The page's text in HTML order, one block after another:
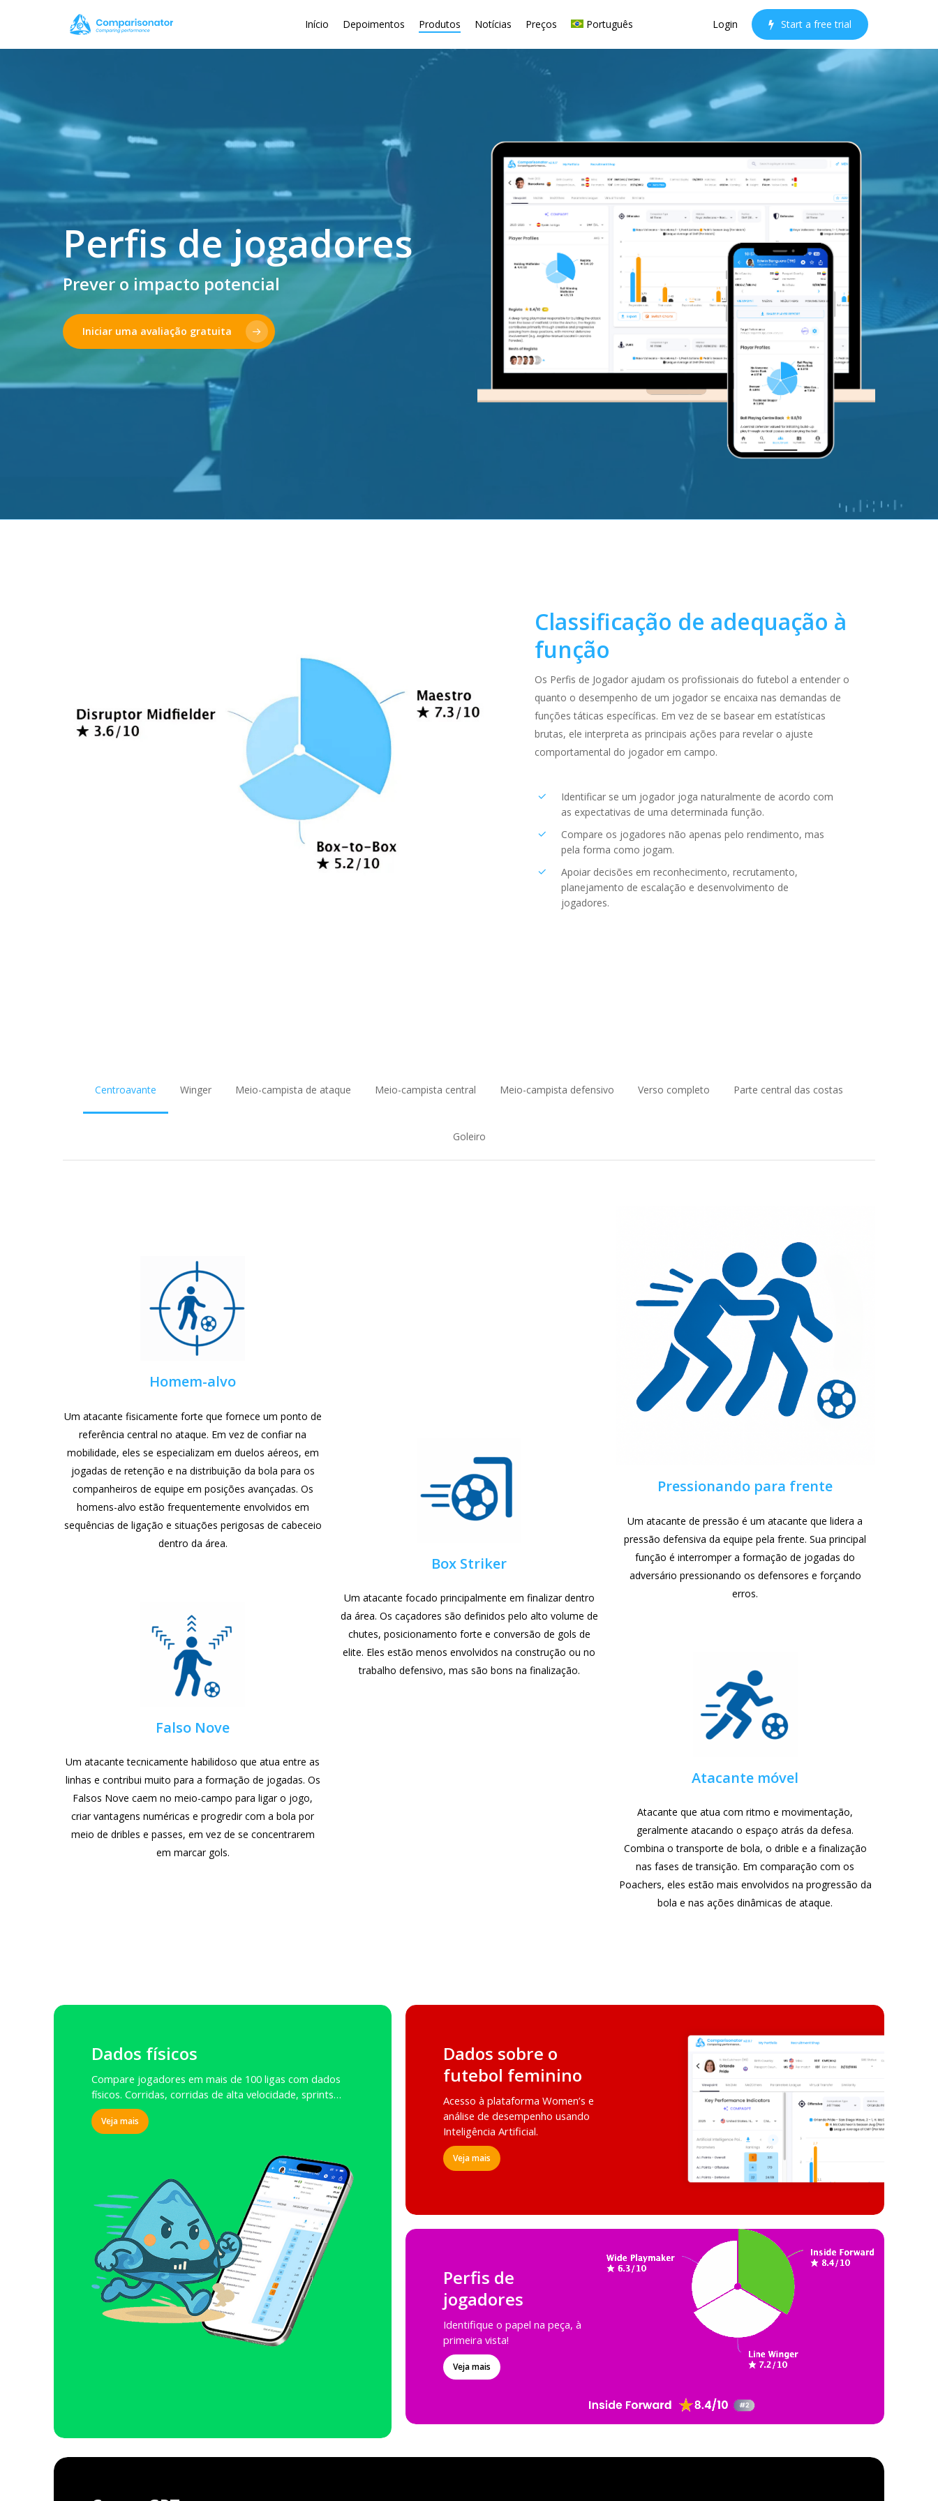
Início Depoimentos Produtos Notícias Preços Português Login Start a free trial
Perfis de jogadores
Prever o impacto potencial
Iniciar uma avaliação gratuita
Classificação de adequação à
função
Os Perfis de Jogador ajudam os profissionais do futebol a entender o
quanto o desempenho de um jogador se encaixa nas demandas de
funções táticas específicas. Em vez de se basear em estatísticas
brutas, ele interpreta as principais ações para revelar o ajuste
comportamental do jogador em campo.
Identificar se um jogador joga naturalmente de acordo com
as expectativas de uma determinada função.
Compare os jogadores não apenas pelo rendimento,mas
pela forma como jogam.
Apoiar decisões em reconhecimento, recrutamento,
planejamento de escalação e desenvolvimento de
jogadores.
Centroavante Winger Meio-campista de ataque Meio-campista central Meio-campista defensivo Verso completo Parte central das costas
Goleiro
Homem-alvo
Um atacante fisicamente forte que fornece um ponto de
referência central no ataque. Em vez de confiar na
mobilidade, eles se especializam em duelos aéreos, em
jogadas de retenção e na distribuição da bola para os
companheiros de equipe em posições avançadas. Os
homens-alvo estão frequentemente envolvidos em
sequências de ligação e situações perigosas de cabeceio
dentro da área.
Falso Nove
Um atacante tecnicamente habilidoso que atua entre as
linhas e contribui muito para a formação de jogadas. Os
Falsos Nove caem no meio-campo para ligar o jogo,
criar vantagens numéricas e progredir com a bola por
meio de dribles e passes, em vez de se concentrarem
em marcar gols.
Box Striker
Um atacante focado principalmente em finalizar dentro
da área. Os caçadores são definidos pelo alto volume de
chutes, posicionamento forte e conversão de gols de
elite. Eles estão menos envolvidos na construção ou no
trabalho defensivo, mas são bons na finalização.
Pressionando para frente
Um atacante de pressão é um atacante que lidera a
pressão defensiva da equipe pela frente. Sua principal
função é interromper a formação de jogadas do
adversário pressionando os defensores e forçando
erros.
Atacante móvel
Atacante que atua com ritmo e movimentação,
geralmente atacando o espaço atrás da defesa.
Combina o transporte de bola, o drible e a finalização
nas fases de transição. Em comparação com os
Poachers, eles estão mais envolvidos na progressão da
bola e nas ações dinâmicas de ataque.
Dados físicos
Compare jogadores em mais de 100 ligas com dados
físicos. Corridas, corridas de alta velocidade, sprints…
Veja mais
Dados sobre o
futebol feminino
Acesso à plataforma Women’s e
análise de desempenho usando
Inteligência Artificial.
Veja mais
Perfis de
jogadores
Identifique o papel na peça, à
primeira vista!
Veja mais